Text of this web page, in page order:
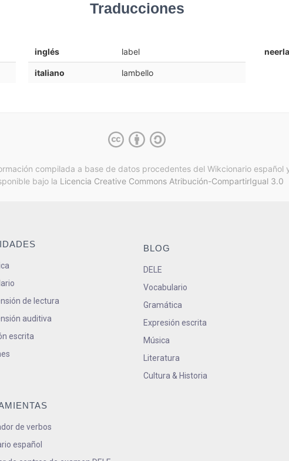
Traducciones
inglés label
italiano lambello
compilada a base de datos procedentes del Wikcionario español
bajo la Licencia Creative Commons Atribución-CompartirIgual 3.0
de lectura
auditiva
escrita
de verbos
español
BLOG
DELE
Vocabulario
Gramática
Expresión escrita
Música
Literatura
Cultura & Historia